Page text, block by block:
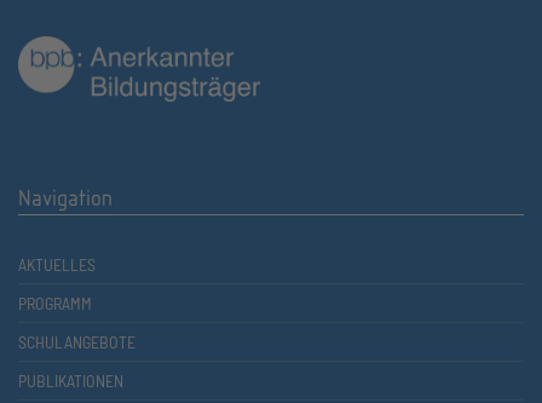
Navigation
AKTUELLES
PROGRAMM
SCHULANGEBOTE
PUBLIKATIONEN